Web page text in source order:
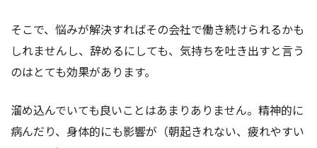
そこで、悩みが解決すればその会社で働き続けられるかも
しれませんし、辞めるにしても、気持ちを吐き出すと言う
のはとても効果があります。
溜め込んでいても良いことはあまりありません。精神的に
病んだり、身体的にも影響が（朝起きれない、疲れやすい